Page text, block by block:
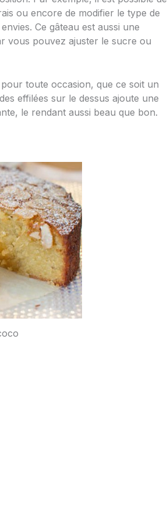
ou encore de modifier le type de
Ce gâteau est aussi une
vous pouvez ajuster le sucre ou
toute occasion, que ce soit un
effilées sur le dessus ajoute une
le rendant aussi beau que bon.